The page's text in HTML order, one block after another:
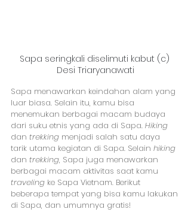
Sapa seringkali diselimuti kabut (c)
Desi Triaryanawati
Sapa menawarkan keindahan alam yang
luar biasa. Selain itu, kamu bisa
menemukan berbagai macam budaya
dari suku etnis yang ada di Sapa. Hiking
dan trekking menjadi salah satu daya
tarik utama kegiatan di Sapa. Selain hiking
dan trekking, Sapa juga menawarkan
berbagai macam aktivitas saat kamu
traveling ke Sapa Vietnam. Berikut
beberapa tempat yang bisa kamu lakukan
di Sapa, dan umumnya gratis!